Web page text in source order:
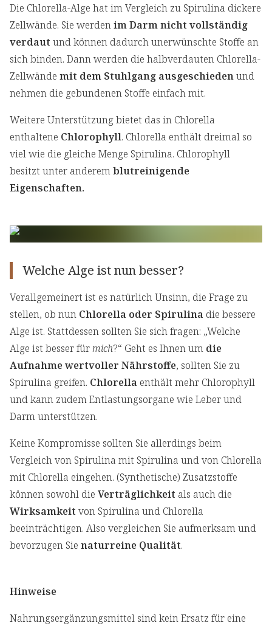
Die Chlorella-Alge hat im Vergleich zu Spirulina dickere
Zellwände. Sie werdenim Darm nicht vollständig
verdaut und können dadurch unerwünschte Stoffe an
sich binden. Dann werden die halbverdauten Chlorella-
Zellwände mit dem Stuhlgang ausgeschiedenund
nehmen die gebundenen Stoffe einfach mit.
Weitere Unterstützung bietet das in Chlorella
enthaltene Chlorophyll. Chlorella enthält dreimal so
viel wie die gleiche Menge Spirulina. Chlorophyll
besitzt unter anderemblutreinigende
Eigenschaften.
Welche Alge ist nun besser?
Verallgemeinert ist es natürlich Unsinn, die Frage zu
stellen, ob nun Chlorella oder Spirulina die bessere
Alge ist. Stattdessen sollten Sie sich fragen: „Welche
Alge ist besser fürmich?“ Geht es Ihnen um die
Aufnahme wertvoller Nährstoffe, sollten Sie zu
Spirulina greifen. Chlorella enthält mehr Chlorophyll
und kann zudem Entlastungsorgane wie Leber und
Darm unterstützen.
Keine Kompromisse sollten Sie allerdings beim
Vergleich von Spirulina mit Spirulina und von Chlorella
mit Chlorella eingehen. (Synthetische) Zusatzstoffe
können sowohl die Verträglichkeit als auch die
Wirksamkeit von Spirulina und Chlorella
beeinträchtigen. Also vergleichen Sie aufmerksam und
bevorzugen Sie naturreine Qualität.
Hinweise
Nahrungsergänzungsmittel sind kein Ersatz für eine